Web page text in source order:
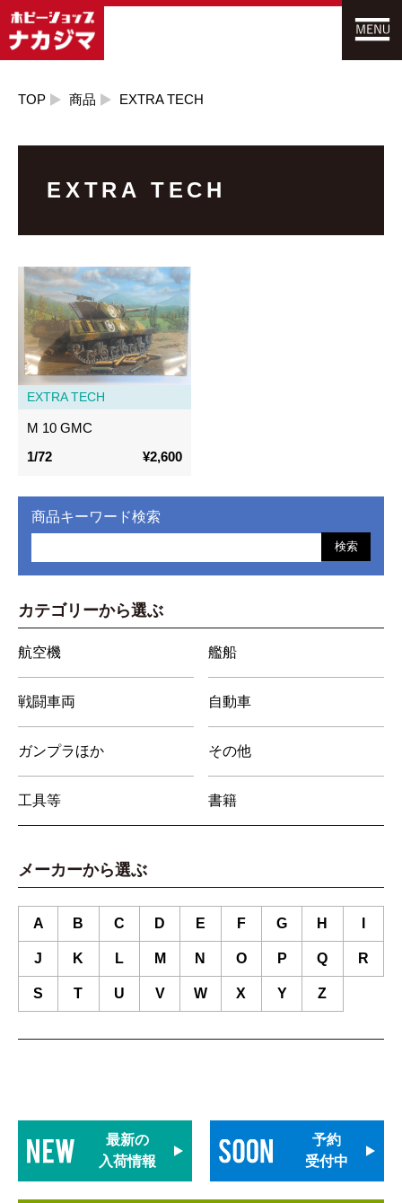
TOP 商品 EXTRA TECH
EXTRA TECH
EXTRA TECH
M 10 GMC
1/72
¥2,600
商品キーワード検索
検索
カテゴリーから選ぶ
航空機 艦船
戦闘車両 自動車
ガンプラほか その他
工具等 書籍
メーカーから選ぶ
A B C D E F G H
J K L M N O P Q R
S T U V W X Y Z
最新の
入荷情報
予約
受付中